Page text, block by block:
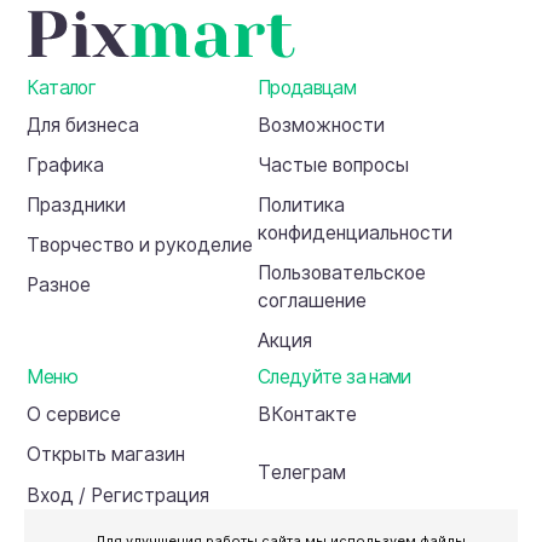
Каталог
Для бизнеса
Графика
Праздники
Творчество и рукоделие
Разное
Продавцам
Возможности
Частые вопросы
Политика
конфиденциальности
Пользовательское
соглашение
Акция
Меню
О сервисе
Открыть магазин
Вход / Регистрация
Инвесторам
Следуйте за нами
ВКонтакте
Телеграм